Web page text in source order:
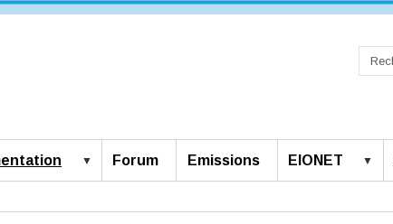
Forum Emissions EIONET